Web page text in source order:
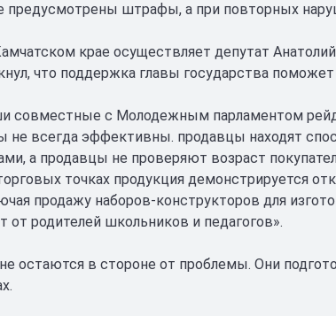
штрафы, а при повторных
крае осуществляет депутат
что поддержка главы государства
совместные с Молодежным парламентом
всегда эффективны. продавцы находят
а продавцы не проверяют возраст
точках продукция демонстрируется
продажу наборов-конструкторов для
родителей школьников и педагогов».
остаются в стороне от проблемы. Они